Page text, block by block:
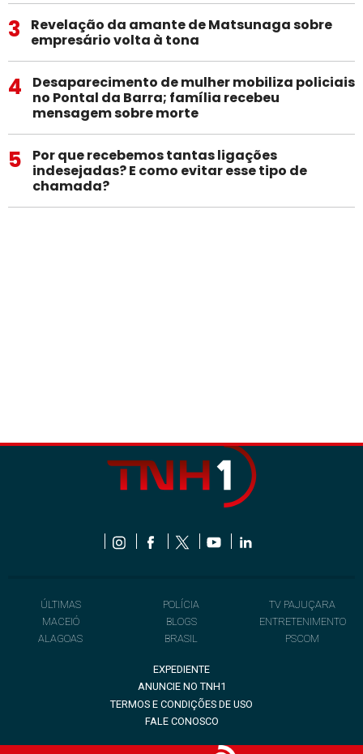
3
Revelação da amante de Matsunaga sobre
empresário volta à tona
4
Desaparecimento de mulher mobiliza policiais
no Pontal da Barra; família recebeu
mensagem sobre morte
5
Por que recebemos tantas ligações
indesejadas? E como evitar esse tipo de
chamada?
ÚLTIMAS
MACEIÓ
ALAGOAS
POLÍCIA
BLOGS
BRASIL
TV PAJUÇARA
ENTRETENIMENTO
PSCOM
EXPEDIENTE
ANUNCIE NO TNH1
TERMOS E CONDIÇÕES DE USO
FALE CONOSCO